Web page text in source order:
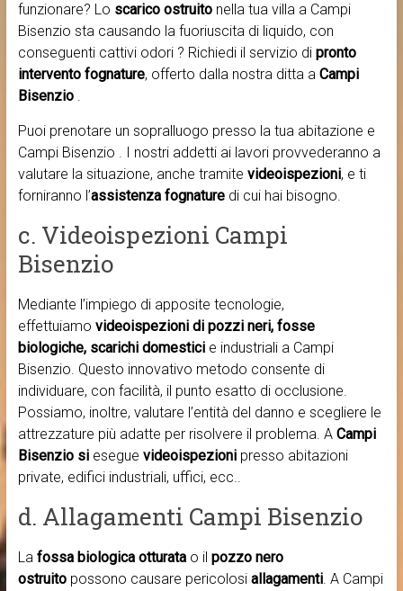
funzionare? Lo scarico ostruitonella tua villa a Campi
Bisenzio sta causando la fuoriuscita di liquido, con
conseguenti cattivi odori ? Richiedi il servizio di pronto
intervento fognature, offerto dalla nostra ditta a Campi
Bisenzio .
Puoi prenotare un sopralluogo presso la tua abitazione e
Campi Bisenzio . I nostri addetti ai lavori provvederanno a
valutare la situazione, anche tramite videoispezioni, e ti
forniranno l’assistenza fognaturedi cui hai bisogno.
c. Videoispezioni Campi
Bisenzio
Mediante l’impiego di apposite tecnologie,
effettuiamo videoispezioni di pozzi neri, fosse
biologiche, scarichi domesticie industriali a Campi
Bisenzio. Questo innovativo metodo consente di
individuare, con facilità, il punto esatto di occlusione.
Possiamo, inoltre, valutare l’entità del danno e scegliere le
attrezzature più adatte per risolvere il problema. A Campi
Bisenzio si esegue videoispezionipresso abitazioni
private, edifici industriali, uffici, ecc..
d. Allagamenti Campi Bisenzio
La fossa biologica otturatao il pozzo nero
ostruitopossono causare pericolosi allagamenti. A Campi